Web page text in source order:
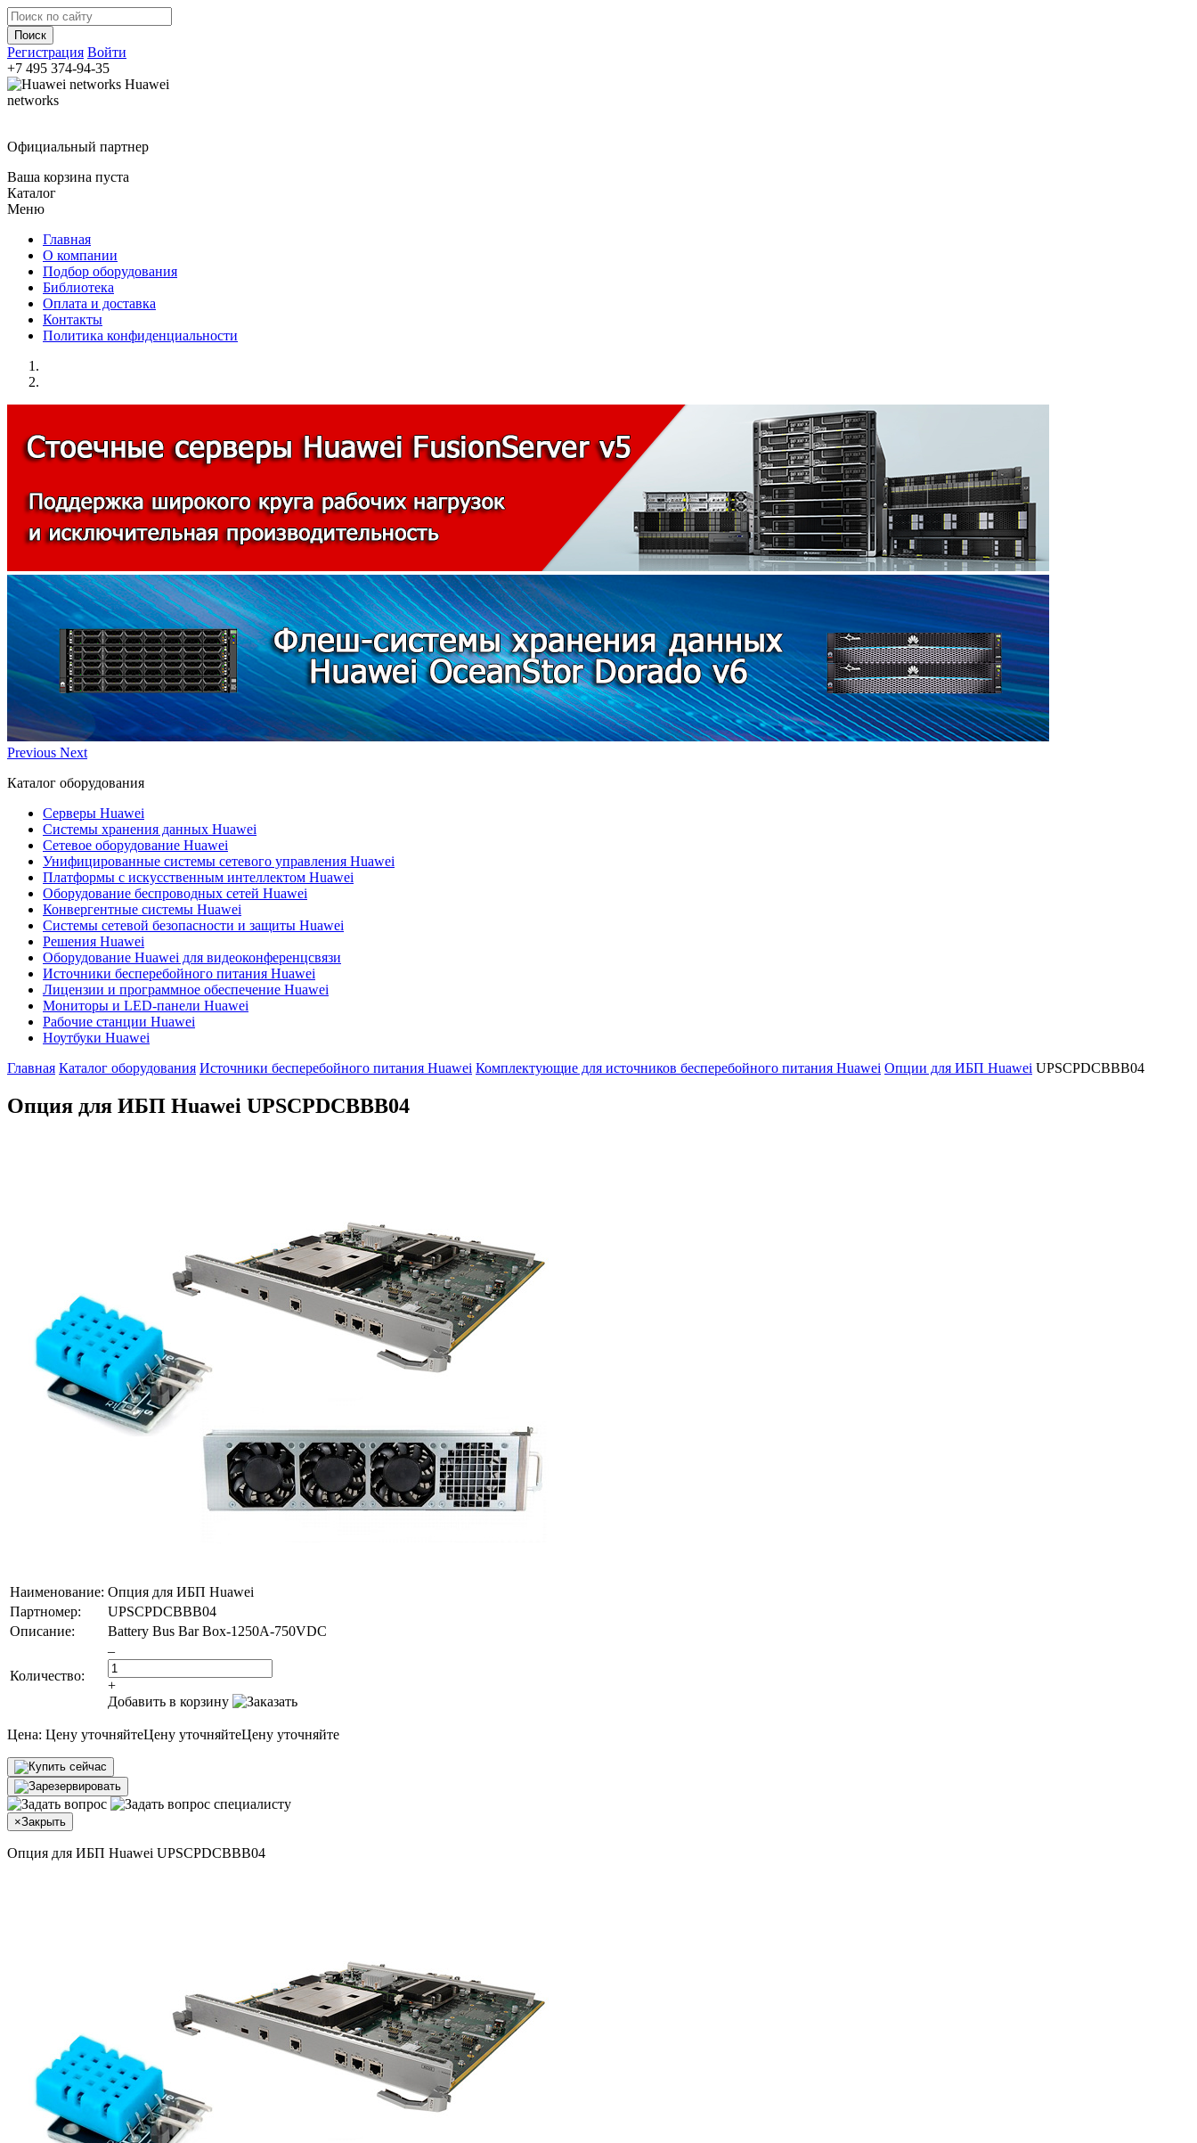
Регистрация Войти
+7 495 374-94-35
Huawei
networks
Официальный партнер
Ваша корзина пуста
Каталог
Меню
Главная
О компании
Подбор оборудования
Библиотека
Оплата и доставка
Контакты
Политика конфиденциальности
Previous Next
Каталог оборудования
Серверы Huawei
Системы хранения данных Huawei
Сетевое оборудование Huawei
Унифицированные системы сетевого управления Huawei
Платформы с искусственным интеллектом Huawei
Оборудование беспроводных сетей Huawei
Конвергентные системы Huawei
Системы сетевой безопасности и защиты Huawei
Решения Huawei
Оборудование Huawei для видеоконференцсвязи
Источники бесперебойного питания Huawei
Лицензии и программное обеспечение Huawei
Мониторы и LED-панели Huawei
Рабочие станции Huawei
Ноутбуки Huawei
Главная Каталог оборудования Источники бесперебойного питания Huawei Комплектующие для источников бесперебойного питания Huawei Опции для ИБП Huawei UPSCPDCBBB04
Опция для ИБП Huawei UPSCPDCBBB04
Наименование: Опция для ИБП Huawei
Партномер:
UPSCPDCBBB04
Описание:
Battery Bus Bar Box-1250A-750VDC
Количество:
–
+
Добавить в корзину
Цена: Цену уточняйтеЦену уточняйтеЦену уточняйте
×Закрыть
Опция для ИБП Huawei UPSCPDCBBB04